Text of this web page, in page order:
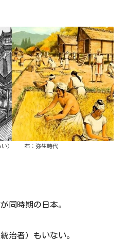
らい） 右：弥生時代
同時期の日本。
治者）もいない。